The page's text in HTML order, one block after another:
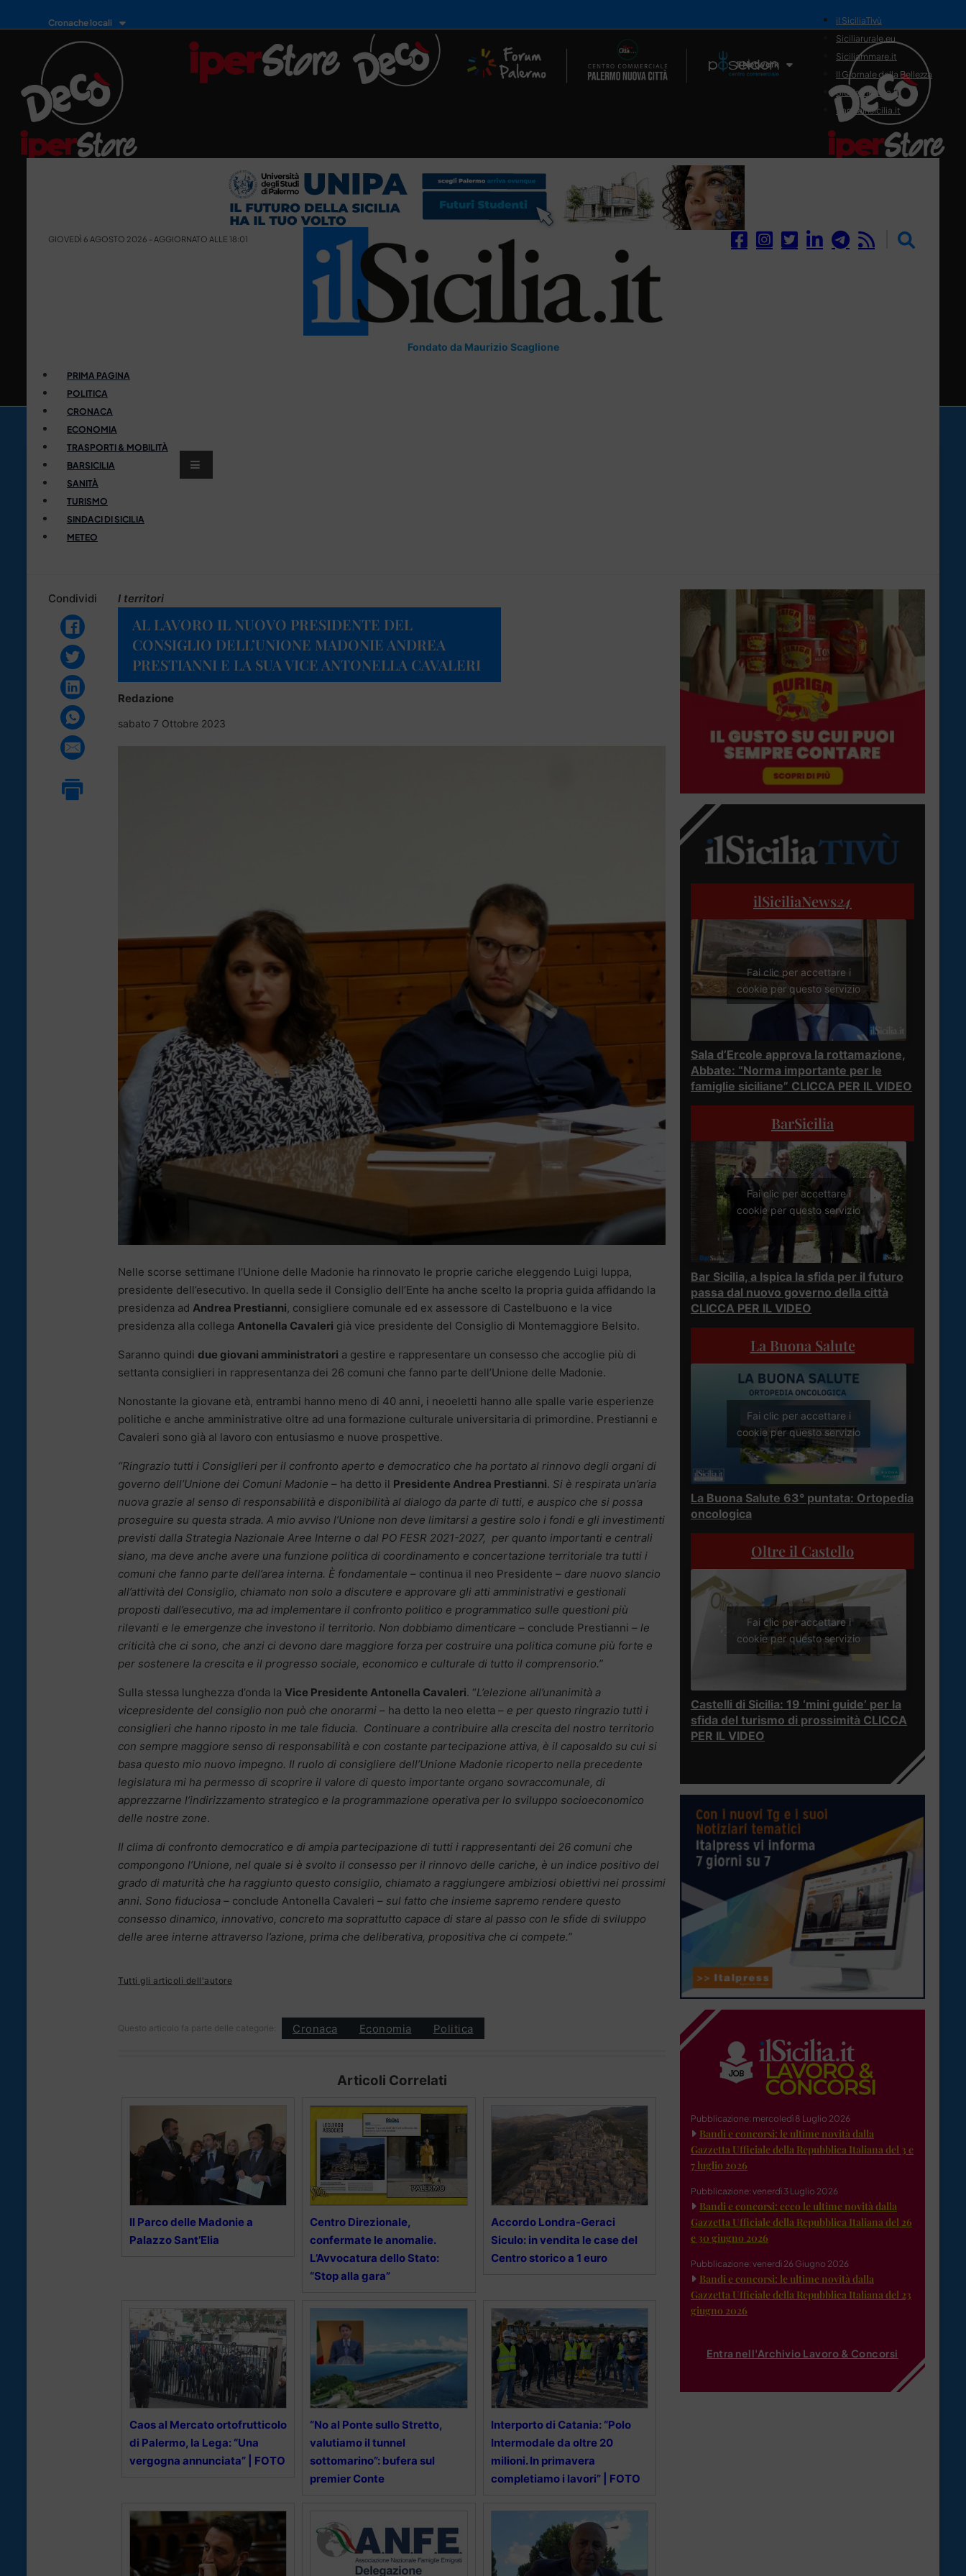
Cronache locali
Il Network
il SiciliaTivù
Siciliarurale.eu
Siciliammare.it
Il Giornale della Bellezza
Siciliamedica.it
Sanitainsicilia.it
GIOVEDÌ 6 AGOSTO 2026 - AGGIORNATO ALLE 18:01
Fondato da Maurizio Scaglione
PRIMA PAGINA
POLITICA
CRONACA
ECONOMIA
TRASPORTI & MOBILITÀ
BARSICILIA
SANITÀ
TURISMO
SINDACI DI SICILIA
METEO
Condividi I territori
AL LAVORO IL NUOVO PRESIDENTE DEL
CONSIGLIO DELL’UNIONE MADONIE ANDREA
PRESTIANNI E LA SUA VICE ANTONELLA CAVALERI
Redazione
sabato 7 Ottobre 2023
Nelle scorse settimane l’Unione delle Madonie ha rinnovato le proprie cariche eleggendo Luigi Iuppa,
presidente dell’esecutivo. In quella sede il Consiglio dell’Ente ha anche scelto la propria guida affidando la
presidenza ad Andrea Prestianni, consigliere comunale ed ex assessore di Castelbuono e la vice
presidenza alla collega Antonella Cavaleri già vice presidente del Consiglio di Montemaggiore Belsito.
Saranno quindi due giovani amministratori a gestire e rappresentare un consesso che accoglie più di
settanta consiglieri in rappresentanza dei 26 comuni che fanno parte dell’Unione delle Madonie.
Nonostante la giovane età, entrambi hanno meno di 40 anni, i neoeletti hanno alle spalle varie esperienze
politiche e anche amministrative oltre ad una formazione culturale universitaria di primordine. Prestianni e
Cavaleri sono già al lavoro con entusiasmo e nuove prospettive.
“Ringrazio tutti i Consiglieri per il confronto aperto e democratico che ha portato al rinnovo degli organi di
governo dell’Unione dei Comuni Madonie – ha detto il Presidente Andrea Prestianni. Si è respirata un’aria
nuova grazie al senso di responsabilità e disponibilità al dialogo da parte di tutti, e auspico che si possa
proseguire su questa strada. A mio avviso l’Unione non deve limitarsi a gestire solo i fondi e gli investimenti
previsti dalla Strategia Nazionale Aree Interne o dal PO FESR 2021-2027, per quanto importanti e centrali
siano, ma deve anche avere una funzione politica di coordinamento e concertazione territoriale tra tutti i
comuni che fanno parte dell’area interna. È fondamentale – continua il neo Presidente – dare nuovo slancio
all’attività del Consiglio, chiamato non solo a discutere e approvare gli atti amministrativi e gestionali
proposti dall’esecutivo, ma ad implementare il confronto politico e programmatico sulle questioni più
rilevanti e le emergenze che investono il territorio. Non dobbiamo dimenticare – conclude Prestianni – le
criticità che ci sono, che anzi ci devono dare maggiore forza per costruire una politica comune più forte e
per sostenere la crescita e il progresso sociale, economico e culturale di tutto il comprensorio.”
Sulla stessa lunghezza d’onda la Vice Presidente Antonella Cavaleri. “L’elezione all’unanimità a
vicepresidente del consiglio non può che onorarmi – ha detto la neo eletta – e per questo ringrazio tutti i
consiglieri che hanno riposto in me tale fiducia. Continuare a contribuire alla crescita del nostro territorio
con sempre maggiore senso di responsabilità e con costante partecipazione attiva, è il caposaldo su cui si
basa questo mio nuovo impegno. Il ruolo di consigliere dell’Unione Madonie ricoperto nella precedente
legislatura mi ha permesso di scoprire il valore di questo importante organo sovraccomunale, di
apprezzarne l’indirizzamento strategico e la programmazione operativa per lo sviluppo socioeconomico
delle nostre zone.
Il clima di confronto democratico e di ampia partecipazione di tutti i rappresentanti dei 26 comuni che
compongono l’Unione, nel quale si è svolto il consesso per il rinnovo delle cariche, è un indice positivo del
grado di maturità che ha raggiunto questo consiglio, chiamato a raggiungere ambiziosi obiettivi nei prossimi
anni. Sono fiduciosa – conclude Antonella Cavaleri – sul fatto che insieme sapremo rendere questo
consesso dinamico, innovativo, concreto ma soprattutto capace di stare al passo con le sfide di sviluppo
delle aree interne attraverso l’azione, prima che deliberativa, propositiva che ci compete.”
Tutti gli articoli dell'autore
Questo articolo fa parte delle categorie: Cronaca Economia Politica
Articoli Correlati
Il Parco delle Madonie a
Palazzo Sant’Elia
Centro Direzionale,
confermate le anomalie.
L’Avvocatura dello Stato:
“Stop alla gara”
Accordo Londra-Geraci
Siculo: in vendita le case del
Centro storico a 1 euro
Caos al Mercato ortofrutticolo
di Palermo, la Lega: “Una
vergogna annunciata” | FOTO
“No al Ponte sullo Stretto,
valutiamo il tunnel
sottomarino”: bufera sul
premier Conte
Interporto di Catania: “Polo
Intermodale da oltre 20
milioni. In primavera
completiamo i lavori” | FOTO
ilSiciliaNews24
Fai clic per accettare i
cookie per questo servizio
Sala d’Ercole approva la rottamazione,
Abbate: “Norma importante per le
famiglie siciliane” CLICCA PER IL VIDEO
BarSicilia
Fai clic per accettare i
cookie per questo servizio
Bar Sicilia, a Ispica la sfida per il futuro
passa dal nuovo governo della città
CLICCA PER IL VIDEO
La Buona Salute
Fai clic per accettare i
cookie per questo servizio
La Buona Salute 63° puntata: Ortopedia
oncologica
Oltre il Castello
Fai clic per accettare i
cookie per questo servizio
Castelli di Sicilia: 19 ‘mini guide’ per la
sfida del turismo di prossimità CLICCA
PER IL VIDEO
Pubblicazione: mercoledì 8 Luglio 2026
Bandi e concorsi: le ultime novità dalla
Gazzetta Ufficiale della Repubblica Italiana del 3 e
7 luglio 2026
Pubblicazione: venerdì 3 Luglio 2026
Bandi e concorsi: ecco le ultime novità dalla
Gazzetta Ufficiale della Repubblica Italiana del 26
e 30 giugno 2026
Pubblicazione: venerdì 26 Giugno 2026
Bandi e concorsi: le ultime novità dalla
Gazzetta Ufficiale della Repubblica Italiana del 23
giugno 2026
Entra nell'Archivio Lavoro & Concorsi